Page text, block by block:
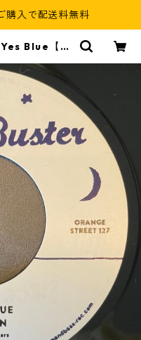
購入で配送料無料
Blue【7-